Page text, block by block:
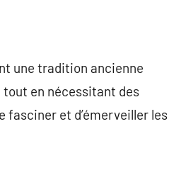
une tradition ancienne
en nécessitant des
fasciner et d’émerveiller les